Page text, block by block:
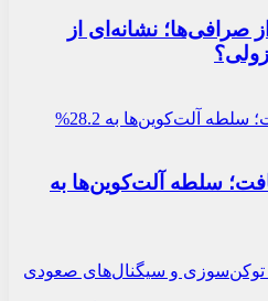
از صرافی‌ها؛ نشانه‌ای از
سلطه آلت‌کوین‌ها به